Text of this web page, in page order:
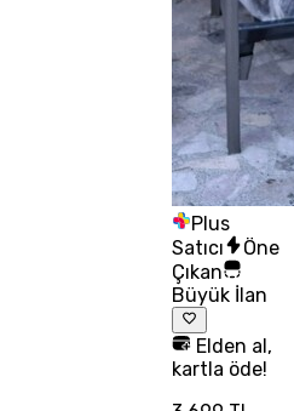
Plus
Satıcı
Öne
Çıkan
Büyük İlan
Elden al,
kartla öde!